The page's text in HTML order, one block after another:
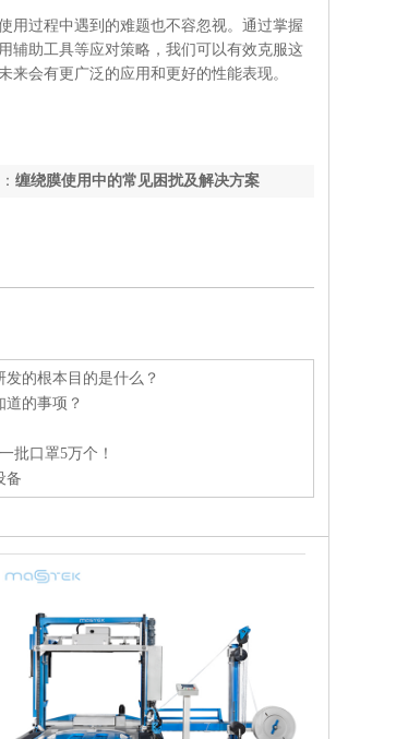
用过程中遇到的难题也不容忽视。通过掌握
辅助工具等应对策略，我们可以有效克服这
会有更广泛的应用和更好的性能表现。
缠绕膜使用中的常见困扰及解决方案
的根本目的是什么？
道的事项？
批口罩5万个！
备